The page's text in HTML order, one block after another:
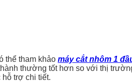
thể tham khảo máy cắt nhôm 1
thường tốt hơn so với thị
trợ chi tiết.